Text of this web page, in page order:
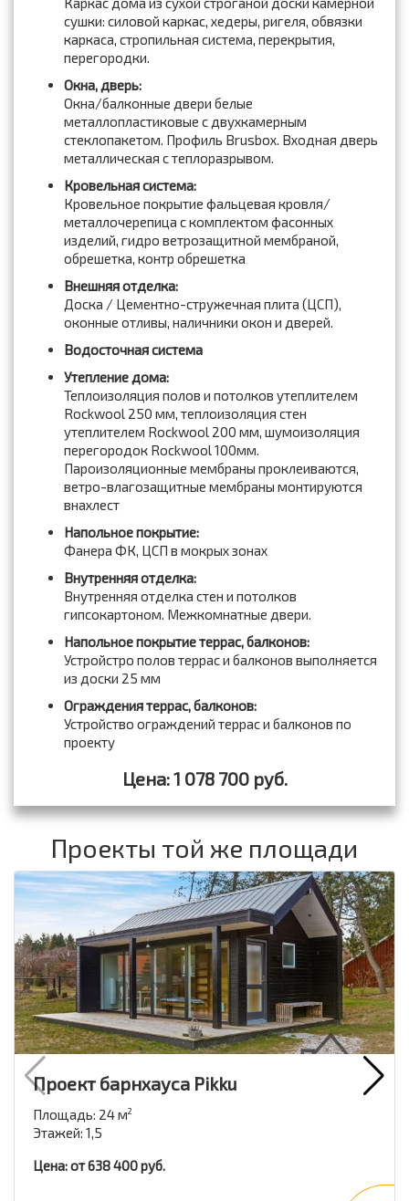
сушки: силовой каркас, хедеры, ригеля, обвязки
каркаса, стропильная система, перекрытия,
перегородки.
Окна, дверь:
Окна/балконные двери белые
металлопластиковые с двухкамерным
стеклопакетом. Профиль Brusbox. Входная дверь
металлическая с теплоразрывом.
Кровельная система:
Кровельное покрытие фальцевая кровля/
металлочерепица с комплектом фасонных
изделий, гидро ветрозащитной мембраной,
обрешетка, контр обрешетка
Внешняя отделка:
Доска / Цементно-стружечная плита (ЦСП),
оконные отливы, наличники окон и дверей.
Водосточная система
Утепление дома:
Теплоизоляция полов и потолков утеплителем
Rockwool 250 мм, теплоизоляция стен
утеплителем Rockwool 200 мм, шумоизоляция
перегородок Rockwool 100мм.
Пароизоляционные мембраны проклеиваются,
ветро-влагозащитные мембраны монтируются
внахлест
Напольное покрытие:
Фанера ФК, ЦСП в мокрых зонах
Внутренняя отделка:
Внутренняя отделка стен и потолков
гипсокартоном. Межкомнатные двери.
Напольное покрытие террас, балконов:
Устройстро полов террас и балконов выполняется
из доски 25 мм
Ограждения террас, балконов:
Устройство ограждений террас и балконов по
проекту
Цена: 1 078 700 руб.
Проекты той же площади
Проект барнхауса Pikku
Площадь: 24 м2
Этажей: 1,5
Цена: от 638 400 руб.